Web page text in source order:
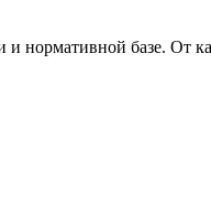
нормативной базе. От